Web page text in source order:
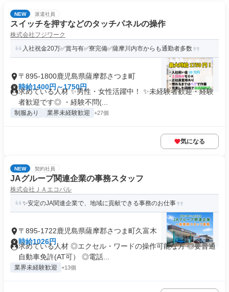
NEW 派遣社員
スイッチを押すなどのタッチパネルの操作
株式会社フジワーク
入社祝金20万✅賞与有✅寮完備✅薩摩川内市からも通勤者多数
〒895-1800鹿児島県薩摩郡さつま町
時給1400円～1750円
求めている人材 ✨男性・女性活躍中！ ✨未経験者歓迎・経験
者歓迎です◎ ・経験不問(...
制服あり 業界未経験歓迎 +27個
気になる
NEW 契約社員
JAグループ関連企業の事務スタッフ
株式会社ＪＡエコパル
✨安定のJA関連企業で、地域に貢献できる事務のお仕事
〒895-1722鹿児島県薩摩郡さつま町久富木
時給1026円
求めている人材 ◎エクセル・ワードの操作可能な方 ◎要普通
自動車免許(AT可） ◎電話...
業界未経験歓迎 +13個